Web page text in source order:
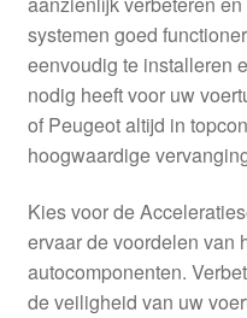
Over ons
Privacybeleid
Winkelwagen
systemen goed
eenvoudig te installeren
nodig heeft voor uw
of Peugeot altijd in
hoogwaardige
Kies voor de
ervaar de voordelen van
autocomponenten.
de veiligheid van uw